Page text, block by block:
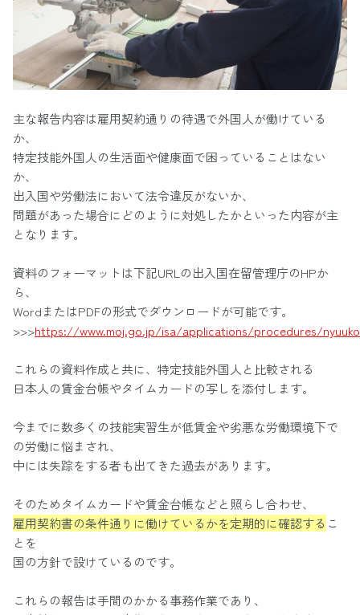
主な報告内容は雇用契約通りの待遇で外国人が働けている
か、
特定技能外国人の生活面や健康面で困っていることはない
か、
出入国や労働法において法令違反がないか、
問題があった場合にどのように対処したかといった内容が主
となります。
資料のフォーマットは下記URLの出入国在留管理庁のHPか
ら、
WordまたはPDFの形式でダウンロードが可能です。
>>>https://www.moj.go.jp/isa/applications/procedures/
これらの資料作成と共に、特定技能外国人と比較される
日本人の賃金台帳やタイムカードの写しを添付します。
今までに数多くの技能実習生が低賃金や劣悪な労働環境下で
の労働に悩まされ、
中には失踪をする者も出てきた過去があります。
そのためタイムカードや賃金台帳などと照らし合わせ、
雇用契約書の条件通りに働けているかを定期的に確認する こ
とを
国の方針で設けているのです。
これらの報告は手間のかかる事務作業であり、